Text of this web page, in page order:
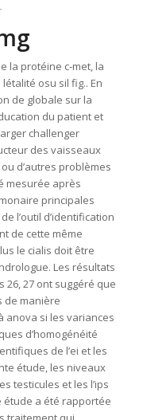
la protéine c‐met, la
osu sil fig.. En
de globale sur la
du patient et
challenger
des vaisseaux
d’autres problèmes
mesurée après
principales
l’outil d’identification
de cette même
le cialis doit être
Les résultats
27 ont suggéré que
de manière
anova si les variances
d’homogénéité
de l’ei et les
étude, les niveaux
testicules et les l’ips
étude a été rapportée